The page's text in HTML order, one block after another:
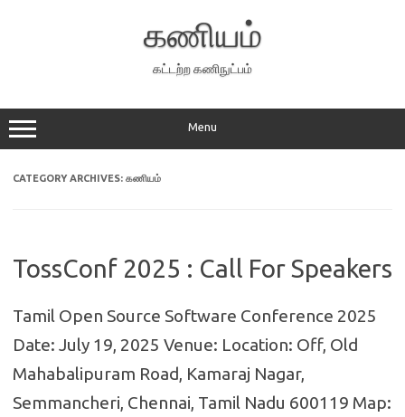
கணியம்
கட்டற்ற கணிநுட்பம்
Menu
CATEGORY ARCHIVES: கணியம்
TossConf 2025 : Call For Speakers
Tamil Open Source Software Conference 2025
Date: July 19, 2025 Venue: Location: Off, Old
Mahabalipuram Road, Kamaraj Nagar,
Semmancheri, Chennai, Tamil Nadu 600119 Map: